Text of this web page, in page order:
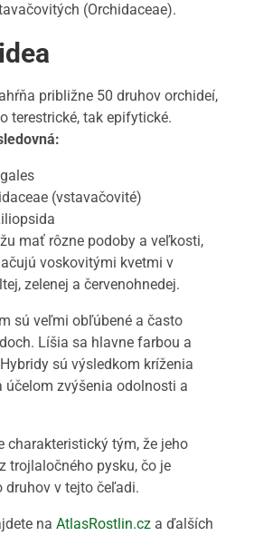
(Orchidaceae).
približne 50 druhov orchideí,
terestrické, tak epifytické.
(vstavačovité)
mať rôzne podoby a veľkosti,
voskovitými kvetmi v
zelenej a červenohnedej.
sú veľmi obľúbené a často
Líšia sa hlavne farbou a
sú výsledkom kríženia
účelom zvýšenia odolnosti a
charakteristický tým, že jeho
trojlaločného pysku, čo je
druhov v tejto čeľadi.
na AtlasRostlin.cz a ďalších